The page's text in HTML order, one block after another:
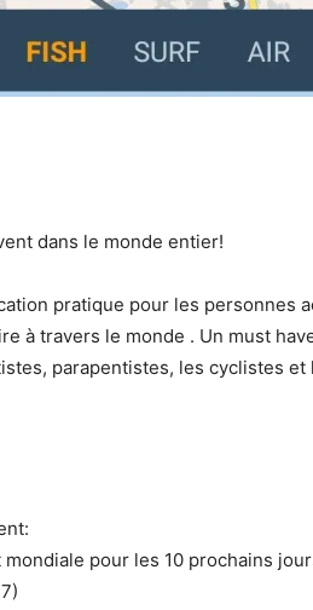
dans le monde entier!
pratique pour les personnes
à travers le monde . Un must
parapentistes, les cyclistes et
pour les 10 prochains